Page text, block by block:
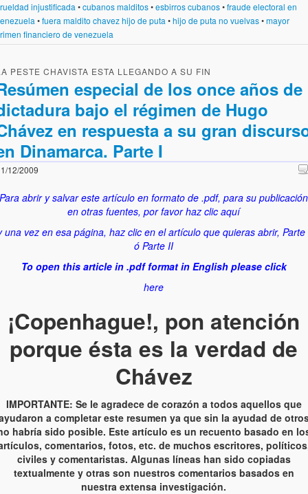
injustificada •cubanos malditos•esbirros cubanos•fraude electoral en
•fuera maldito chavez hijo de puta •hijo de puta no vuelvas•mayor
financiero de venezuela
PESTE CHAVISTA ESTA LLEGANDO A SU FIN
especial de los once años de
bajo el régimen de Hugo
en respuesta a su gran
Dinamarca. Parte I
12/2009
Para abrir y salvar este artículo en formato de .pdf, para su publicación
en otras fuentes, por favor haz clicaquí
una vez en esa página, haz clic en el artículo que quieras abrir, Parte
ó Parte II
To open this article in .pdf format in English please click
here
¡Copenhague!, pon atención
porque ésta es la verdad de
Chávez
IMPORTANTE: Se le agradece de corazón a todos aquellos que
a completar este resumen ya que sin la ayudad de
habría sido posible. Este artículo es un recuento basado en
comentarios, fotos, etc. de muchos escritores,
civiles y comentaristas. Algunas líneas han sido copiadas
textualmente y otras son nuestros comentarios basados en
nuestra extensa investigación.